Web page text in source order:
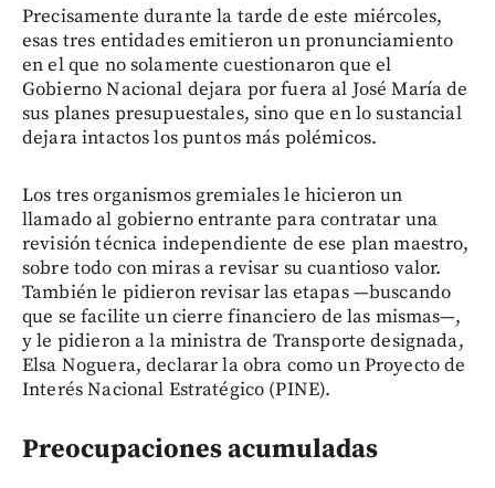
Precisamente durante la tarde de este miércoles,
esas tres entidades emitieron un pronunciamiento
en el que no solamente cuestionaron que el
Gobierno Nacional dejara por fuera al José María de
sus planes presupuestales, sino que en lo sustancial
dejara intactos los puntos más polémicos.
Los tres organismos gremiales le hicieron un
llamado al gobierno entrante para contratar una
revisión técnica independiente de ese plan maestro,
sobre todo con miras a revisar su cuantioso valor.
También le pidieron revisar las etapas —buscando
que se facilite un cierre financiero de las mismas—,
y le pidieron a la ministra de Transporte designada,
Elsa Noguera, declarar la obra como un Proyecto de
Interés Nacional Estratégico (PINE).
Preocupaciones acumuladas